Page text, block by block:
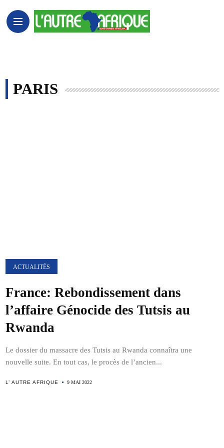
PARIS
ACTUALITÉS
France: Rebondissement dans
l’affaire Génocide des Tutsis au
Rwanda
Le dossier du massacre des Tutsis au Rwanda connaîtra une
nouvelle suite. En tout cas, le procès de l’ancien...
L’ AUTRE AFRIQUE 9 MAI 2022